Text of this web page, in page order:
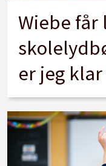
Wiebe får
er jeg